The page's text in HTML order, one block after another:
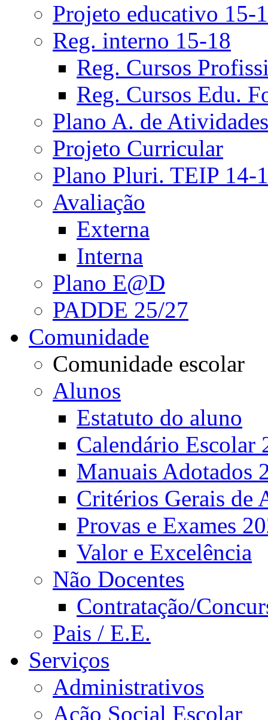
Projeto educativo 15-
Reg. interno 15-18
Reg. Cursos
Reg. Cursos Edu.
Plano A. de Atividades
Projeto Curricular
Plano Pluri. TEIP 14-
Avaliação
Externa
Interna
Plano E@D
PADDE 25/27
Comunidade
Comunidade escolar
Alunos
Estatuto do aluno
Calendário Escolar
Manuais Adotados
Critérios Gerais de
Provas e Exames
Valor e Excelência
Não Docentes
Contratação/
Pais / E.E.
Serviços
Administrativos
Ação Social Escolar